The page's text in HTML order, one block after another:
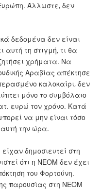
Άλλωστε, δεν
δεδομένα δεν είναι
αυτή τη στιγμή, τι θα
χρήματα. Να
Αραβίας απέκτησε
καλοκαίρι, δεν
μόνο το συμβόλαιο
ευρώ τον χρόνο. Κατά
να μην είναι τόσο
την ώρα.
δημοσιευτεί στη
ότι η ΝΕΟΜ δεν έχει
του Φορτούνη.
παρουσίας στη ΝΕΟΜ